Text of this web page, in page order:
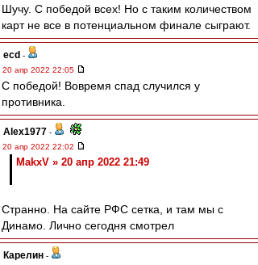
Шучу. С победой всех! Но с таким количеством
карт не все в потенциальном финале сыграют.
ecd -
20 апр 2022 22:05
С победой! Вовремя спад случился у
противника.
Alex1977 -
20 апр 2022 22:02
MakxV » 20 апр 2022 21:49
Странно. На сайте РФС сетка, и там мы с
Динамо. Лично сегодня смотрел
Карелин -